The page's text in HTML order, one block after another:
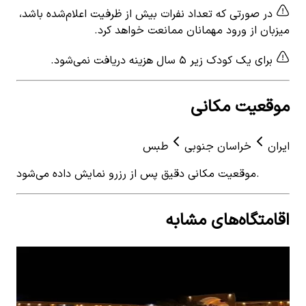
در صورتی که تعداد نفرات بیش از ظرفیت اعلام‌شده باشد،
میزبان از ورود مهمانان ممانعت خواهد کرد.
برای یک کودک زیر ۵ سال هزینه دریافت نمی‌شود.
موقعیت مکانی
ایران خراسان جنوبی
طبس
موقعیت مکانی دقیق پس از رزرو نمایش داده می‌شود.
اقامتگاه‌های مشابه
اجاره اقامتگاه بوم گردی در طبس همرا با صبحانه و